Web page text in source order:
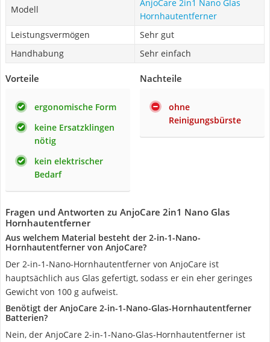
Modell
AnjoCare 2in1 Nano Glas
Hornhautentferner
Leistungsvermögen
Sehr gut
Handhabung
Sehr einfach
Vorteile
ergonomische Form
keine Ersatzklingen
nötig
kein elektrischer
Bedarf
Nachteile
ohne
Reinigungsbürste
Fragen und Antworten zu AnjoCare 2in1 Nano Glas
Hornhautentferner
Aus welchem Material besteht der 2-in-1-Nano-
Hornhautentferner von AnjoCare?
Der 2-in-1-Nano-Hornhautentferner von AnjoCare ist
hauptsächlich aus Glas gefertigt, sodass er ein eher geringes
Gewicht von 100 g aufweist.
Benötigt der AnjoCare 2-in-1-Nano-Glas-Hornhautentferner
Batterien?
Nein, der AnjoCare 2-in-1-Nano-Glas-Hornhautentferner ist